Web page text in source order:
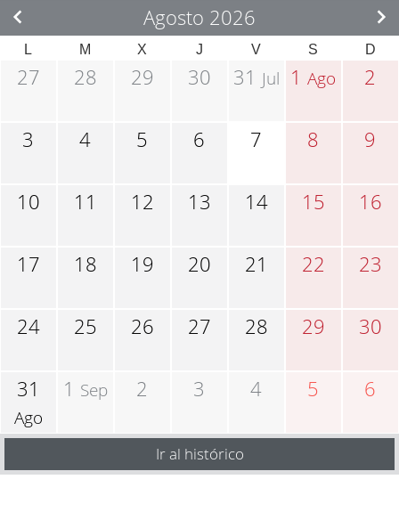
Agosto 2026
L M X J V S D
27 28 29 30 31 Jul 1Ago 2
3 4 5 6 7 8 9
10 11 12 13 14 15 16
17 18 19 20 21 22 23
24 25 26 27 28 29 30
31
Ago
1 Sep 2 3 4 5 6
Ir al histórico